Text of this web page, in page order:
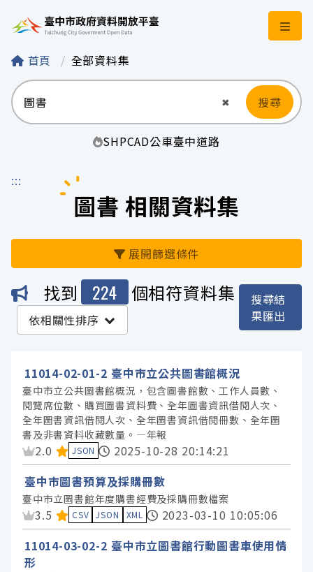
臺中市政府資料開
首頁 全部資料集
✖ 清空輸入
搜尋
SHPCAD公車臺中道路
:::
圖書 相關資料集
展開篩選條件
機關
臺中市政府教育局 (5)
臺中市政府數位發展局 (1)
臺中市政府消防局 (1)
臺中市政府運動局 (1)
服務分類
格式
找到 224 個相符資料集
依相關性排序
搜尋結
果匯出
11014-02-01-2 臺中市立公共圖書館概況
臺中市立公共圖書館概況，包含圖書館數、工作人員數、
閱覽席位數、購買圖書資料費、全年圖書資訊借閱人次、
全年圖書資訊借閱人次、全年圖書資訊借閱冊數、全年圖
書及非書資料收藏數量。—年報
資料集評分：
2.0 JSON
2025-10-28 20:14:21
臺中市圖書預算及採購冊數
臺中市立圖書館年度購書經費及採購冊數檔案
資料集評分：
3.5 CSV JSON XML
2023-03-10 10:05:06
11014-03-02-2 臺中市立圖書館行動圖書車使用情
形